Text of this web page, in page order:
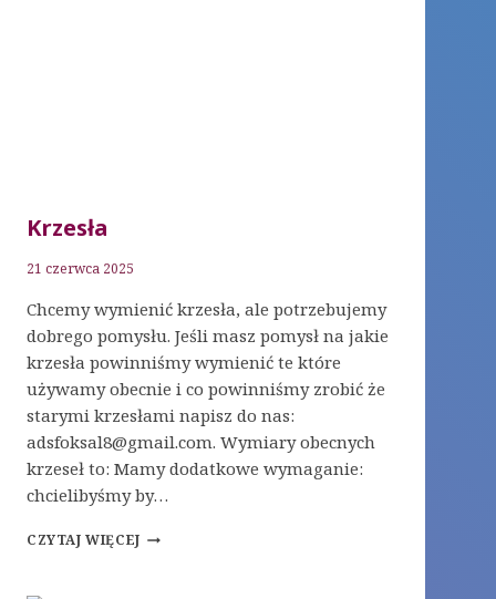
Krzesła
21 czerwca 2025
Chcemy wymienić krzesła, ale potrzebujemy
dobrego pomysłu. Jeśli masz pomysł na jakie
krzesła powinniśmy wymienić te które
używamy obecnie i co powinniśmy zrobić że
starymi krzesłami napisz do nas:
adsfoksal8@gmail.com. Wymiary obecnych
krzeseł to: Mamy dodatkowe wymaganie:
chcielibyśmy by…
CZYTAJ WIĘCEJKRZESŁA